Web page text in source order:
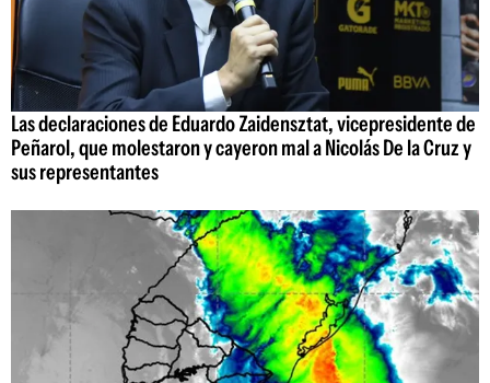
Las declaraciones de Eduardo Zaidensztat, vicepresidente de
Peñarol, que molestaron y cayeron mal a Nicolás De la Cruz y
sus representantes